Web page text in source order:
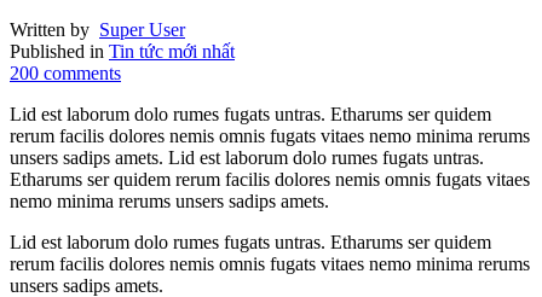
Written by Super User
Published in Tin tức mới nhất
200 comments
Lid est laborum dolo rumes fugats untras. Etharums ser quidem
rerum facilis dolores nemis omnis fugats vitaes nemo minima rerums
unsers sadips amets. Lid est laborum dolo rumes fugats untras.
Etharums ser quidem rerum facilis dolores nemis omnis fugats vitaes
nemo minima rerums unsers sadips amets.
Lid est laborum dolo rumes fugats untras. Etharums ser quidem
rerum facilis dolores nemis omnis fugats vitaes nemo minima rerums
unsers sadips amets.